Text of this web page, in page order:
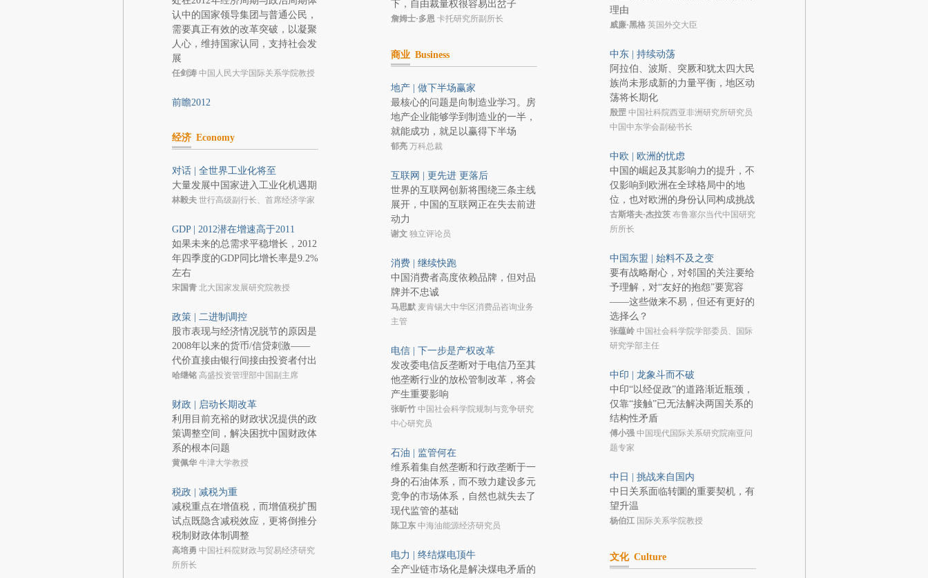
认中的国家领导集团与普通公民，
需要真正有效的改革突破，以凝聚
人心，维持国家认同，支持社会发
展
任剑涛中国人民大学国际关系学院教授
前瞻2012
经济 Economy
对话 | 全世界工业化将至
大量发展中国家进入工业化机遇期
林毅夫世行高级副行长、首席经济学家
GDP | 2012潜在增速高于2011
如果未来的总需求平稳增长，2012
年四季度的GDP同比增长率是9.2%
左右
宋国青北大国家发展研究院教授
政策 | 二进制调控
股市表现与经济情况脱节的原因是
2008年以来的货币/信贷刺激——
代价直接由银行间接由投资者付出
哈继铭高盛投资管理部中国副主席
财政 | 启动长期改革
利用目前充裕的财政状况提供的政
策调整空间，解决困扰中国财政体
系的根本问题
黄佩华牛津大学教授
税政 | 减税为重
减税重点在增值税，而增值税扩围
试点既隐含减税效应，更将倒推分
税制财政体制调整
高培勇 中国社科院财政与贸易经济研究
所所长
下，自由裁量权很容易出岔子
詹姆士·多恩卡托研究所副所长
商业 Business
地产 | 做下半场赢家
最核心的问题是向制造业学习。房
地产企业能够学到制造业的一半，
就能成功，就足以赢得下半场
郁亮万科总裁
互联网 | 更先进 更落后
世界的互联网创新将围绕三条主线
展开，中国的互联网正在失去前进
动力
谢文独立评论员
消费 | 继续快跑
中国消费者高度依赖品牌，但对品
牌并不忠诚
马思默麦肯锡大中华区消费品咨询业务
主管
电信 | 下一步是产权改革
发改委电信反垄断对于电信乃至其
他垄断行业的放松管制改革，将会
产生重要影响
张昕竹中国社会科学院规制与竞争研究
中心研究员
石油 | 监管何在
维系着集自然垄断和行政垄断于一
身的石油体系，而不致力建设多元
竞争的市场体系，自然也就失去了
现代监管的基础
陈卫东中海油能源经济研究员
电力 | 终结煤电顶牛
全产业链市场化是解决煤电矛盾的
理由
威廉·黑格英国外交大臣
中东 | 持续动荡
阿拉伯、波斯、突厥和犹太四大民
族尚未形成新的力量平衡，地区动
荡将长期化
殷罡中国社科院西亚非洲研究所研究员
中国中东学会副秘书长
中欧 | 欧洲的忧虑
中国的崛起及其影响力的提升，不
仅影响到欧洲在全球格局中的地
位，也对欧洲的身份认同构成挑战
古斯塔夫·杰拉茨布鲁塞尔当代中国研究
所所长
中国东盟 | 始料不及之变
要有战略耐心，对邻国的关注要给
予理解，对“友好的抱怨”要宽容
——这些做来不易，但还有更好的
选择么？
张蕴岭中国社会科学院学部委员、国际
研究学部主任
中印 | 龙象斗而不破
中印“以经促政”的道路渐近瓶颈，
仅靠“接触”已无法解决两国关系的
结构性矛盾
傅小强中国现代国际关系研究院南亚问
题专家
中日 | 挑战来自国内
中日关系面临转圜的重要契机，有
望升温
杨伯江国际关系学院教授
文化 Culture